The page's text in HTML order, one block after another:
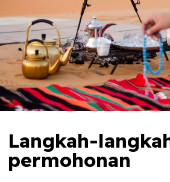
Langkah-
permohonan